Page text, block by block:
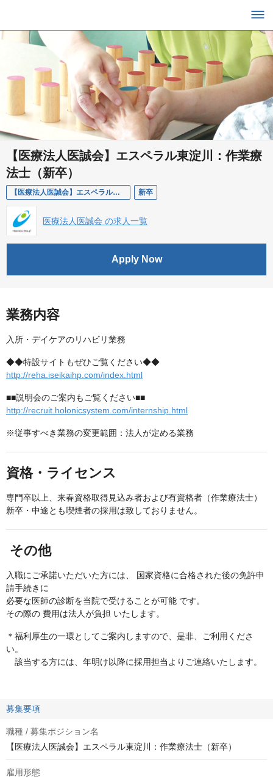
【医療法人医誠会】エスペラル東淀川：作業療
法士（新卒）
【医療法人医誠会】エスペラル東淀川：作業療法士（新卒） 新卒
医療法人医誠会 の求人一覧
Apply Now
業務内容
入所・デイケアのリハビリ業務
◆◆特設サイトもぜひご覧ください◆◆
http://reha.iseikaihp.com/index.html
■■説明会のご案内もご覧ください■■
http://recruit.holonicsystem.com/internship.html
※従事すべき業務の変更範囲：法人が定める業務
資格・ライセンス
専門卒以上、来春資格取得見込み者および有資格者（作業療法士）
新卒・中途とも喫煙者の採用は致しておりません。
その他
入職にご承諾いただいた方には、 国家資格に合格された後の免許申
請手続きに
必要な医師の診断を当院で受けることが可能 です。
その際の 費用は法人が負担 いたします。
＊福利厚生の一環としてご案内しますので、是非、ご利用くださ
い。
該当する方には、年明け以降に採用担当よりご連絡いたします。
募集要項
職種 / 募集ポジション名
【医療法人医誠会】エスペラル東淀川：作業療法士（新卒）
雇用形態